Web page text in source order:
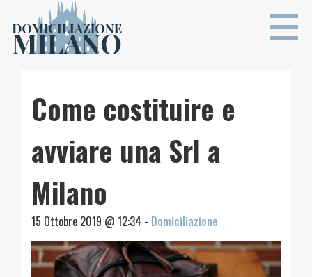
Come costituire e
avviare una Srl a
Milano
15 Ottobre 2019 @ 12:34 - Domiciliazione